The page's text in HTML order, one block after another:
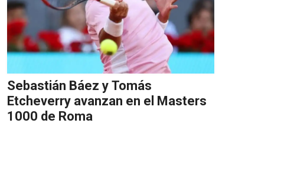
Sebastián Báez y Tomás
Etcheverry avanzan en el Masters
1000 de Roma